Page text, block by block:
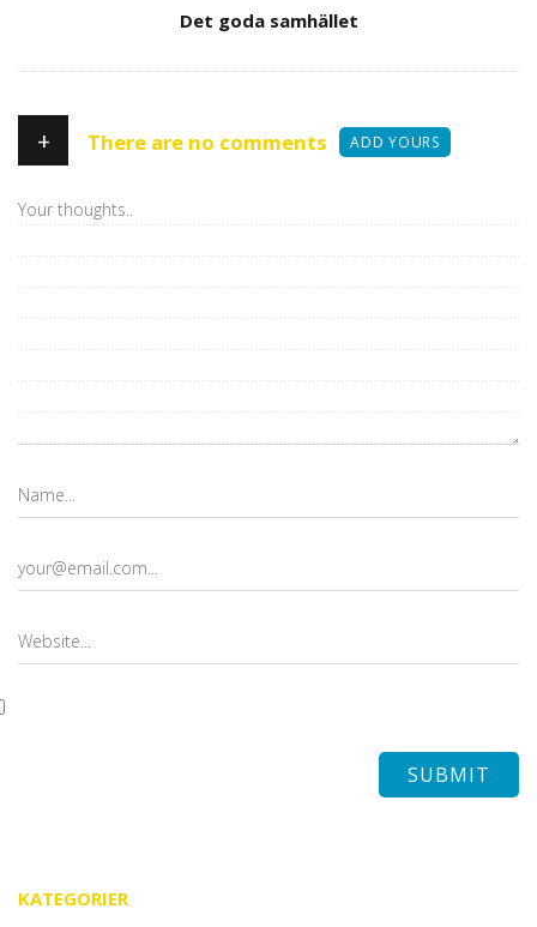
Det goda samhället
+ There are no comments ADD YOURS
KATEGORIER